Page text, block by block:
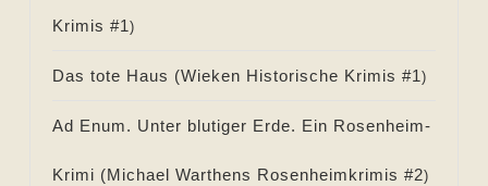
Krimis #1)
Das tote Haus (Wieken Historische Krimis #1)
Ad Enum. Unter blutiger Erde. Ein Rosenheim-
Krimi (Michael Warthens Rosenheimkrimis #2)